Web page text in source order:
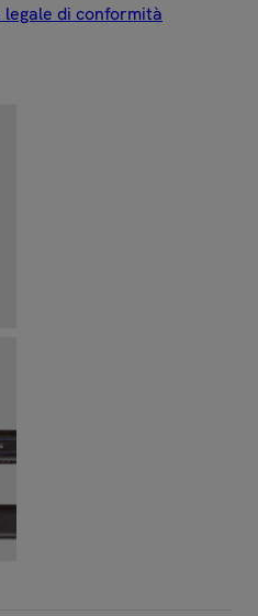
legale di conformità